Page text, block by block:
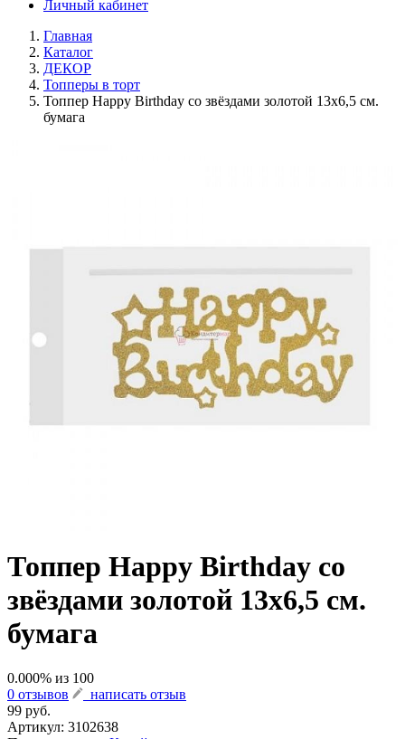
Личный кабинет
Главная
Каталог
ДЕКОР
Топперы в торт
Топпер Happy Birthday со звёздами золотой 13х6,5 см.
бумага
Топпер Happy Birthday со
звёздами золотой 13х6,5 см.
бумага
0.000% из 100
0 отзывов
написать отзыв
99 руб.
Артикул: 3102638